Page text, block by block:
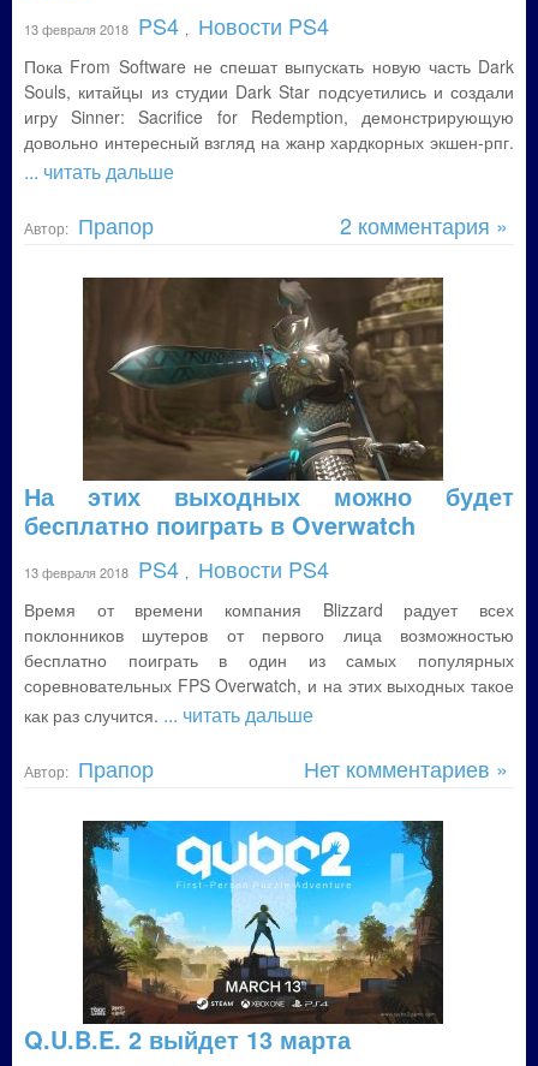
13 февраля 2018 PS4 Новости PS4
Пока From Software не спешат выпускать новую часть Dark
Souls, китайцы из студии Dark Star подсуетились и создали
игру Sinner: Sacrifice for Redemption, демонстрирующую
довольно интересный взгляд на жанр хардкорных экшен-рпг.
... читать дальше
Автор: Прапор 2 комментария »
На этих выходных можно будет
бесплатно поиграть в Overwatch
13 февраля 2018 PS4 Новости PS4
Время от времени компания Blizzard радует всех
поклонников шутеров от первого лица возможностью
бесплатно поиграть в один из самых популярных
соревновательных FPS Overwatch, и на этих выходных такое
как раз случится. ... читать дальше
Автор: Прапор Нет комментариев »
Q.U.B.E. 2 выйдет 13 марта